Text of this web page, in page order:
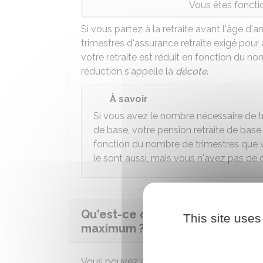
Vous êtes
Si vous partez à la retraite avant l'âge
trimestres d'assurance retraite exigé
votre retraite est réduit en fonction du
réduction s'appelle la décote.
À savoir
Si vous avez le nombre nécessaire de
de base, votre pension retraite de
fonction du nombre de trimestres que
le sont aussi, mais vous n'avez pas de
Qu'est-ce qu'une retraite de
maximum ?
This site